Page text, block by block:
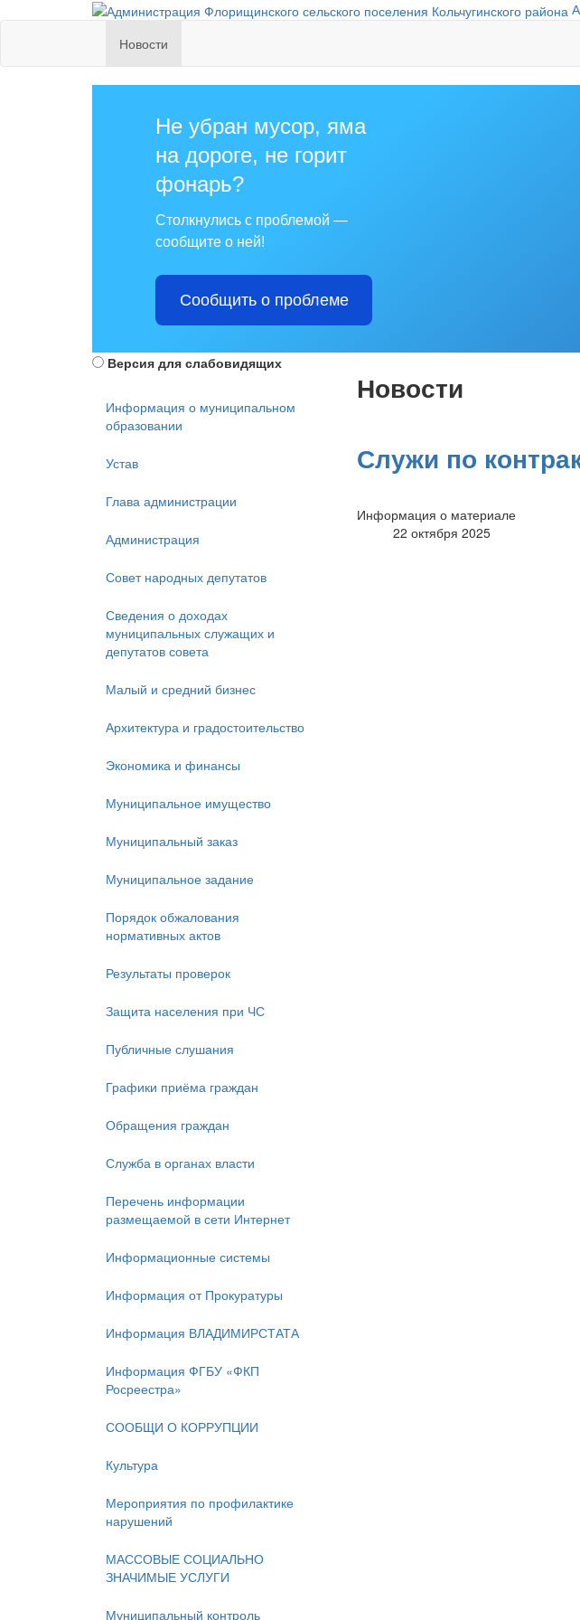
Новости
Не убран мусор, яма
на дороге, не горит
фонарь?
Столкнулись с проблемой —
сообщите о ней!
Сообщить о проблеме
Новости
Служи по
Информация о материале
22 октября 2025
Версия для слабовидящих
Информация о муниципальном
образовании
Устав
Глава администрации
Администрация
Совет народных депутатов
Сведения о доходах
муниципальных служащих и
депутатов совета
Малый и средний бизнес
Архитектура и градостоительство
Экономика и финансы
Муниципальное имущество
Муниципальный заказ
Муниципальное задание
Порядок обжалования
нормативных актов
Результаты проверок
Защита населения при ЧС
Публичные слушания
Графики приёма граждан
Обращения граждан
Служба в органах власти
Перечень информации
размещаемой в сети Интернет
Информационные системы
Информация от Прокуратуры
Информация ВЛАДИМИРСТАТА
Информация ФГБУ «ФКП
Росреестра»
СООБЩИ О КОРРУПЦИИ
Культура
Мероприятия по профилактике
нарушений
МАССОВЫЕ СОЦИАЛЬНО
ЗНАЧИМЫЕ УСЛУГИ
Муниципальный контроль